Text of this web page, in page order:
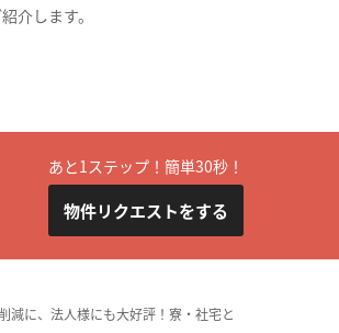
介します。
あと1ステップ！簡単30秒！
物件リクエストをする
減に、法人様にも大好評！寮・社宅と